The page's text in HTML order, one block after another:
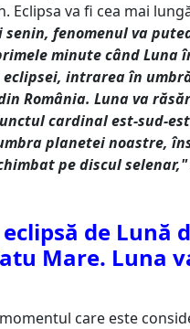
Eclipsa va fi cea mai
senin, fenomenul va
minute când Luna
intrarea în
România. Luna va
cardinal est-sud-
planetei noastre,
pe discul
de Lună
Mare. Luna
care este